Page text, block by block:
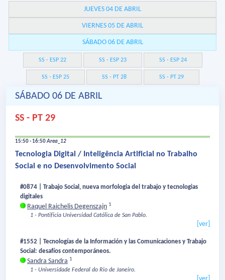
JUEVES 04 DE ABRIL
VIERNES 05 DE ABRIL
SÁBADO 06 DE ABRIL
SS - ESP 22 SS - ESP 23 SS - ESP 24
SS - ESP 25 SS - PT 28 SS - PT 29
SÁBADO 06 DE ABRIL
SS - PT 29
15:50 - 16:50Area_12
Tecnologia Digital / Inteligência Artificial no Trabalho
Social e no Desenvolvimento Social
#0874 | Trabajo Social, nueva morfologia del trabajo y tecnologias
digitales
Raquel Raichelis Degenszajn 1
1 - Pontificia Universidad Católica de San Pablo.
[ver]
#1552 | Tecnologías de la Información y las Comunicaciones y Trabajo
Social: desafíos contemporáneos.
Sandra Sandra 1
1 - Universidade Federal do Rio de Janeiro.